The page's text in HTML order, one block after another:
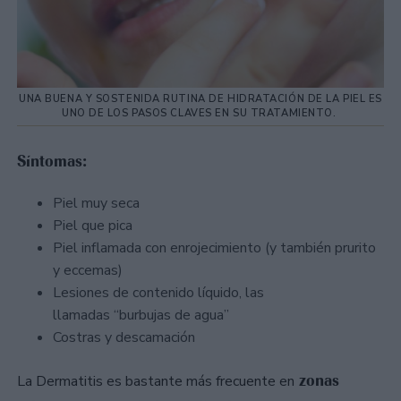
UNA BUENA Y SOSTENIDA RUTINA DE HIDRATACIÓN DE LA PIEL ES
UNO DE LOS PASOS CLAVES EN SU TRATAMIENTO.
Síntomas:
Piel muy seca
Piel que pica
Piel inflamada con enrojecimiento (y también prurito
y eccemas)
Lesiones de contenido líquido, las
llamadas “burbujas de agua”
Costras y descamación
La Dermatitis es bastante más frecuente en zonas